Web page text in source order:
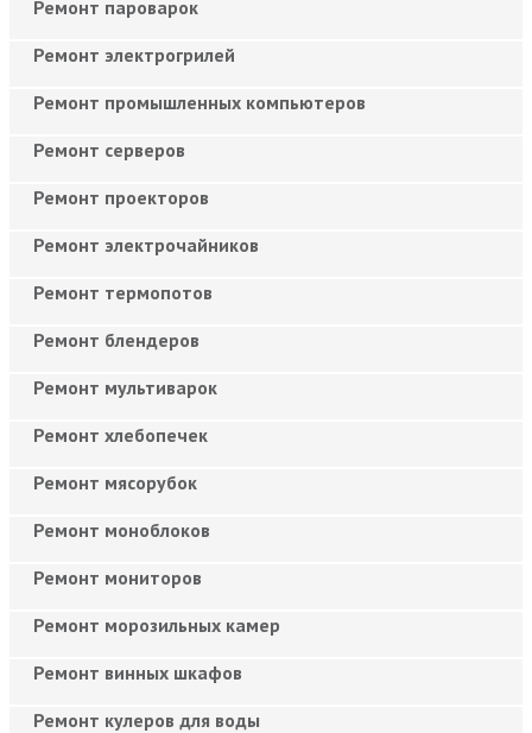
Ремонт пароварок
Ремонт электрогрилей
Ремонт промышленных компьютеров
Ремонт серверов
Ремонт проекторов
Ремонт электрочайников
Ремонт термопотов
Ремонт блендеров
Ремонт мультиварок
Ремонт хлебопечек
Ремонт мясорубок
Ремонт моноблоков
Ремонт мониторов
Ремонт морозильных камер
Ремонт винных шкафов
Ремонт кулеров для воды